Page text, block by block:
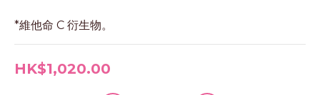
*維他命 C 衍生物。
HK$1,020.00